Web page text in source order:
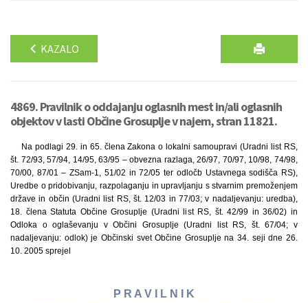
KAZALO
4869. Pravilnik o oddajanju oglasnih mest in/ali oglasnih
objektov v lasti Občine Grosuplje v najem, stran 11821.
Na podlagi 29. in 65. člena Zakona o lokalni samoupravi (Uradni list RS,
št. 72/93, 57/94, 14/95, 63/95 – obvezna razlaga, 26/97, 70/97, 10/98, 74/98,
70/00, 87/01 – ZSam-1, 51/02 in 72/05 ter odločb Ustavnega sodišča RS),
Uredbe o pridobivanju, razpolaganju in upravljanju s stvarnim premoženjem
države in občin (Uradni list RS, št. 12/03 in 77/03; v nadaljevanju: uredba),
18. člena Statuta Občine Grosuplje (Uradni list RS, št. 42/99 in 36/02) in
Odloka o oglaševanju v Občini Grosuplje (Uradni list RS, št. 67/04; v
nadaljevanju: odlok) je Občinski svet Občine Grosuplje na 34. seji dne 26.
10. 2005 sprejel
P R A V I L N I K